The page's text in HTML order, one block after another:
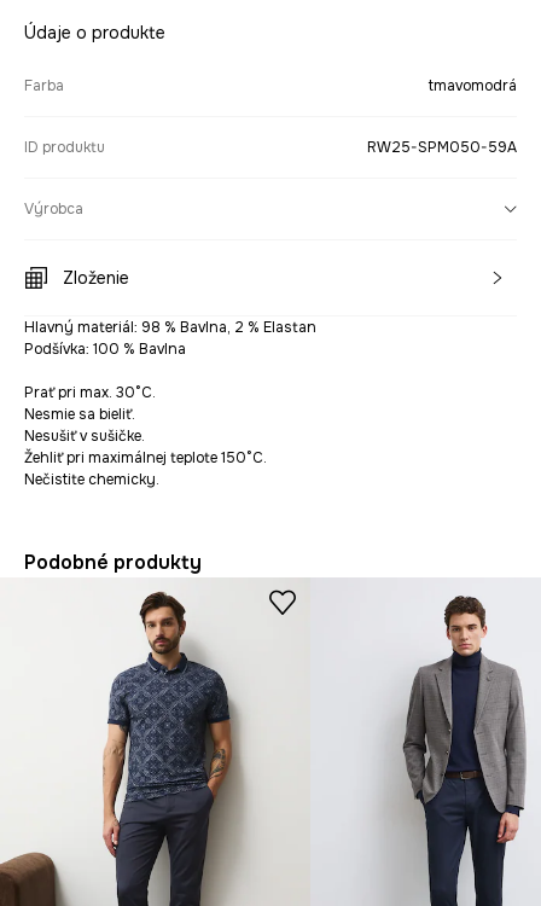
Údaje o produkte
Farba tmavomodrá
ID produktu RW25-SPM050-59A
Výrobca
Zloženie
Hlavný materiál: 98 % Bavlna, 2 % Elastan
Podšívka: 100 % Bavlna
Prať pri max. 30°C.
Nesmie sa bieliť.
Nesušiť v sušičke.
Žehliť pri maximálnej teplote 150°C.
Nečistite chemicky.
Podobné produkty